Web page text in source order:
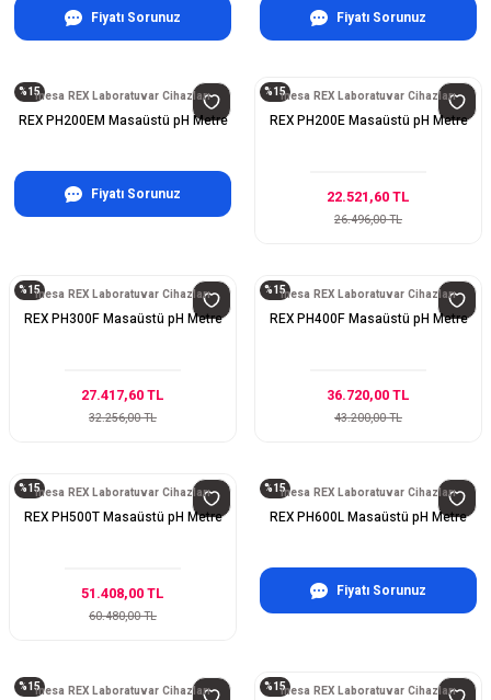
Fiyatı Sorunuz Fiyatı Sorunuz
%15inesa REX Laboratuvar Cihazları
REX PH200EM Masaüstü pH Metre
Fiyatı Sorunuz
%15inesa REX Laboratuvar Cihazları
REX PH200E Masaüstü pH Metre
22.521,60 TL
26.496,00 TL
%15inesa REX Laboratuvar Cihazları
REX PH300F Masaüstü pH Metre
27.417,60 TL
32.256,00 TL
%15inesa REX Laboratuvar Cihazları
REX PH400F Masaüstü pH Metre
36.720,00 TL
43.200,00 TL
%15inesa REX Laboratuvar Cihazları
REX PH500T Masaüstü pH Metre
51.408,00 TL
60.480,00 TL
%15inesa REX Laboratuvar Cihazları
REX PH600L Masaüstü pH Metre
Fiyatı Sorunuz
%15inesa REX Laboratuvar Cihazları %15inesa REX Laboratuvar Cihazları